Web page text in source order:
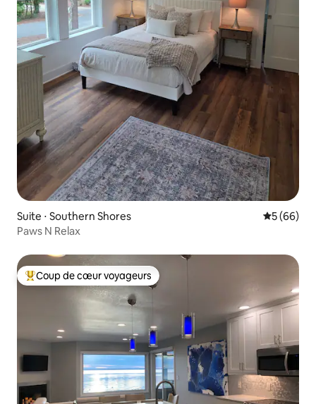
Suite ⋅ Southern Shores
5 (66)
Paws N Relax
Coups de cœur voyageurs les plus appréciés
Coup de cœur voyageurs